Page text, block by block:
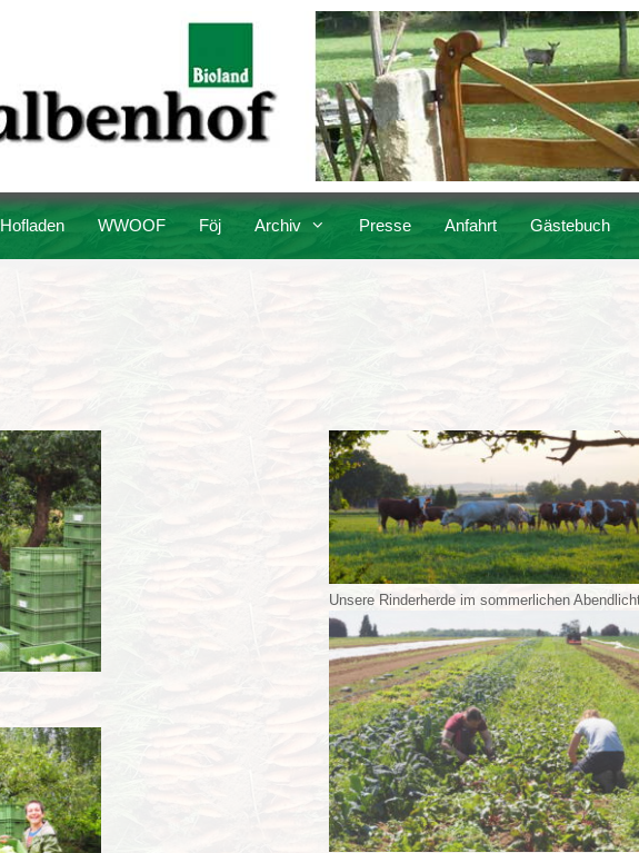
Hofladen WWOOF Föj Archiv Presse Anfahrt Gästebuch
Unsere Rinderherde im sommerlichen